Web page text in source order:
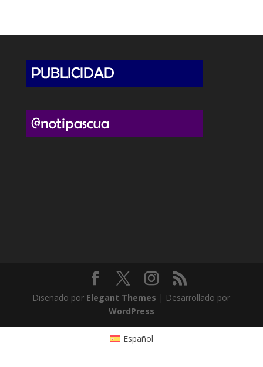
Diseñado por Elegant Themes | Desarrollado por
WordPress
Español